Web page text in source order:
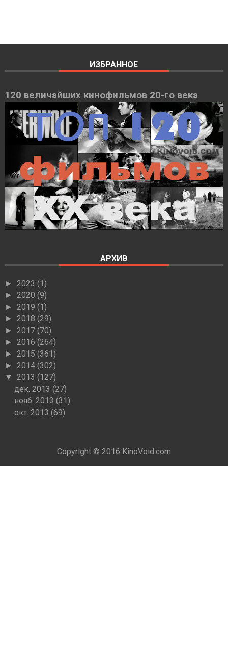
ИЗБРАННОЕ
120 величайших кинофильмов 20-го века
АРХИВ
► 2023 (1)
► 2020 (9)
► 2019 (1)
► 2018 (29)
► 2017 (70)
► 2016 (264)
► 2015 (361)
► 2014 (302)
▼ 2013 (127)
дек. 2013(27)
нояб. 2013(31)
окт. 2013(69)
Copyright © 2016 KinoVoid.com